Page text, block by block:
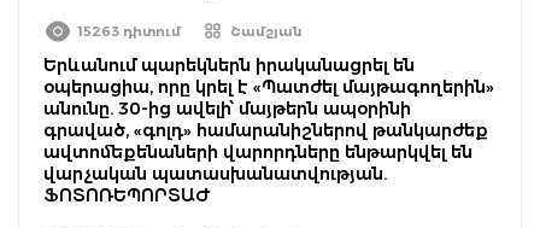
15263 դիտում Շամշյան
Երևանում պարեկներն իրականացրել են
օպերացիա, որը կրել է «Պատժել մայթագողերին»
անունը. 30-ից ավելի՝ մայթերն ապօրինի
գրաված, «գոլդ» համարանիշներով թանկարժեք
ավտոմեքենաների վարորդները ենթարկվել են
վարչական պատասխանատվության.
ՖՈՏՈՌԵՊՈՐՏԱԺ